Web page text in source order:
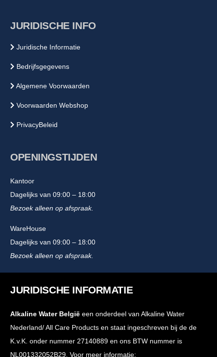
JURIDISCHE INFO
Juridische Informatie
Bedrijfsgegevens
Algemene Voorwaarden
Voorwaarden Webshop
PrivacyBeleid
OPENINGSTIJDEN
Kantoor
Dagelijks van 09:00 – 18:00
Bezoek alleen op afspraak.
WareHouse
Dagelijks van 09:00 – 18:00
Bezoek alleen op afspraak.
JURIDISCHE INFORMATIE
Alkaline Water België een onderdeel van Alkaline Water
Nederland/ All Care Products en staat ingeschreven bij de de
K.v.K. onder nummer 27140889 en ons BTW nummer is
NL001332052B29. Voor meer informatie: